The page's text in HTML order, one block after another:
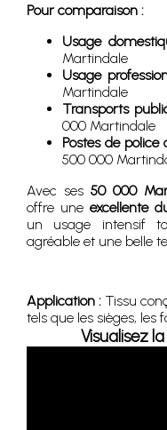
Pour comparaison :
Usage
Martindale
Usage
Martindale
Transports
000 Martindale
Postes de police
500 000
Avec ses 50 000
offre une excellente
un usage intensif
agréable et une belle
Application : Tissu
tels que les sièges, les
Visualisez